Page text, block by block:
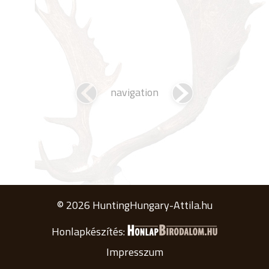
navigation
© 2026 HuntingHungary-Attila.hu
Honlapkészítés:
Impresszum